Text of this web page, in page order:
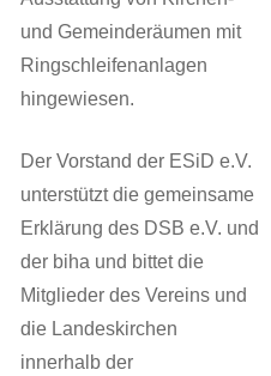
und Gemeinderäumen mit
Ringschleifenanlagen
hingewiesen.
Der Vorstand der ESiD e.V.
unterstützt die gemeinsame
Erklärung des DSB e.V. und
der biha und bittet die
Mitglieder des Vereins und
die Landeskirchen
innerhalb der